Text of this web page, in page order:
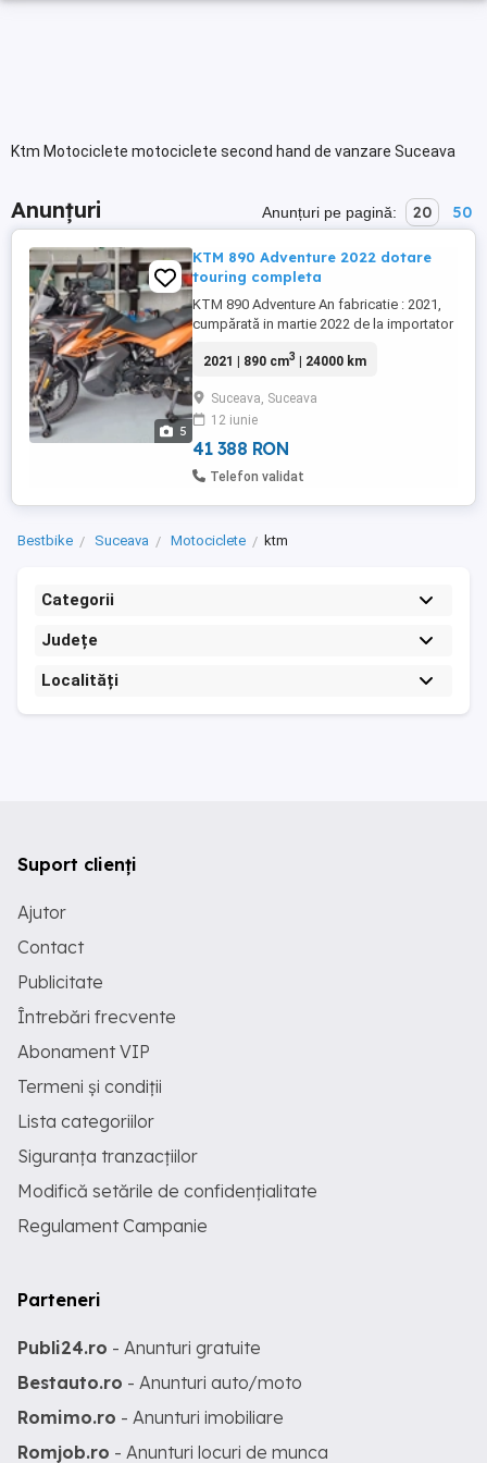
Ktm Motociclete motociclete second hand de vanzare Suceava
Anunțuri Anunțuri pe pagină: 20 50
5
KTM 890 Adventure 2022 dotare
touring completa
KTM 890 Adventure An fabricatie : 2021,
cumpărată in martie 2022 de la importator
persoana fizica, toate actele la zi, fiscal
04.2027 Nr. km actuali: 24000 km
Motocicleta polivalenta, foarte puternică,
foarte rapidă și manevrabila ...
2021 | 890 cm3 | 24000 km
Suceava, Suceava
12 iunie
41 388 RON
Telefon validat
Bestbike Suceava Motociclete ktm
Categorii
Județe
Localități
Suport clienți
Ajutor
Contact
Publicitate
Întrebări frecvente
Abonament VIP
Termeni și condiții
Lista categoriilor
Siguranța tranzacțiilor
Modifică setările de confidențialitate
Regulament Campanie
Parteneri
Publi24.ro - Anunturi gratuite
Bestauto.ro - Anunturi auto/moto
Romimo.ro - Anunturi imobiliare
Romjob.ro - Anunturi locuri de munca